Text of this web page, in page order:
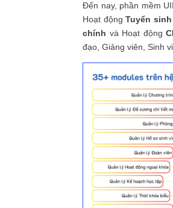
Đến nay, phần mềm
Hoạt độngTuyển
chính và Hoạt động
đạo, Giảng viên, Sinh